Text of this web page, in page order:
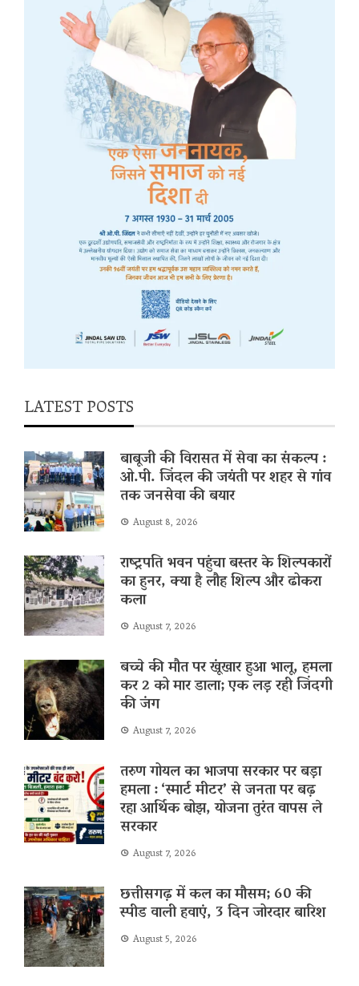
LATEST POSTS
बाबूजी की विरासत में सेवा का संकल्प :
ओ.पी. जिंदल की जयंती पर शहर से गांव
तक जनसेवा की बयार
August 8, 2026
राष्ट्रपति भवन पहुंचा बस्तर के शिल्पकारों
का हुनर, क्या है लौह शिल्प और ढोकरा
कला
August 7, 2026
बच्चे की मौत पर खूंखार हुआ भालू, हमला
कर 2 को मार डाला; एक लड़ रही जिंदगी
की जंग
August 7, 2026
तरुण गोयल का भाजपा सरकार पर बड़ा
हमला : ‘स्मार्ट मीटर’ से जनता पर बढ़
रहा आर्थिक बोझ, योजना तुरंत वापस ले
सरकार
August 7, 2026
छत्तीसगढ़ में कल का मौसम; 60 की
स्पीड वाली हवाएं, 3 दिन जोरदार बारिश
August 5, 2026